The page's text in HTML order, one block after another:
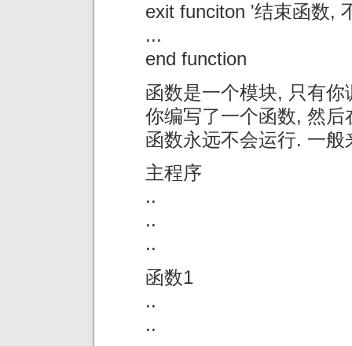
exit funciton '结束函数,
...
end function
函数是一个模块, 只有
你编写了一个函数, 然
函数永远不会运行. 一
主程序
..
..
..
函数1
..
..